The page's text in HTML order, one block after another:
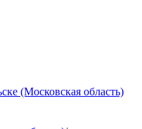
(Московская область)